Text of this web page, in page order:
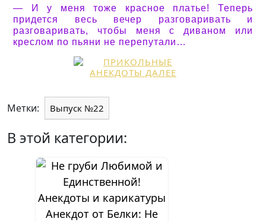
— И у меня тоже красное платье! Теперь
придется весь вечер разговаривать и
разговаривать, чтобы меня с диваном или
креслом по пьяни не перепутали…
Метки: Выпуск №22
В этой категории:
Анекдот от Белки: Не